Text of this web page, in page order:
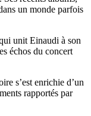
un monde parfois
unit Einaudi à son
échos du concert
s’est enrichie d’un
rapportés par